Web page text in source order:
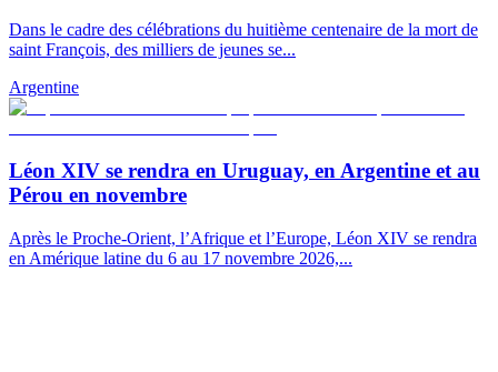
Dans le cadre des célébrations du huitième centenaire de la mort de
saint François, des milliers de jeunes se...
Argentine
Léon XIV se rendra en Uruguay, en Argentine et au
Pérou en novembre
Après le Proche-Orient, l’Afrique et l’Europe, Léon XIV se rendra
en Amérique latine du 6 au 17 novembre 2026,...